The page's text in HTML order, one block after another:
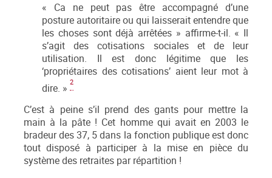
« Ca ne peut pas être accompagné d’une
posture autoritaire ou qui laisserait entendre que
les choses sont déjà arrêtées » affirme-t-il. « Il
s’agit des cotisations sociales et de leur
utilisation. Il est donc légitime que les
‘propriétaires des cotisations’ aient leur mot à
dire. » 2
C’est à peine s’il prend des gants pour mettre la
main à la pâte ! Cet homme qui avait en 2003 le
bradeur des 37, 5 dans la fonction publique est donc
tout disposé à participer à la mise en pièce du
système des retraites par répartition !